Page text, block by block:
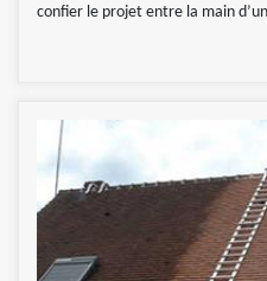
confier le projet entre la main